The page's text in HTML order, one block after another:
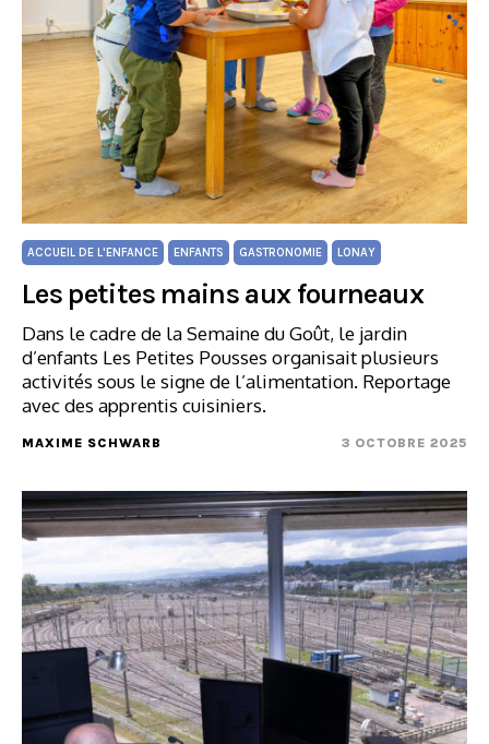
ACCUEIL DE L'ENFANCE ENFANTS GASTRONOMIE LONAY
Les petites mains aux fourneaux
Dans le cadre de la Semaine du Goût, le jardin
d’enfants Les Petites Pousses organisait plusieurs
activités sous le signe de l’alimentation. Reportage
avec des apprentis cuisiniers.
MAXIME SCHWARB 3 OCTOBRE 2025